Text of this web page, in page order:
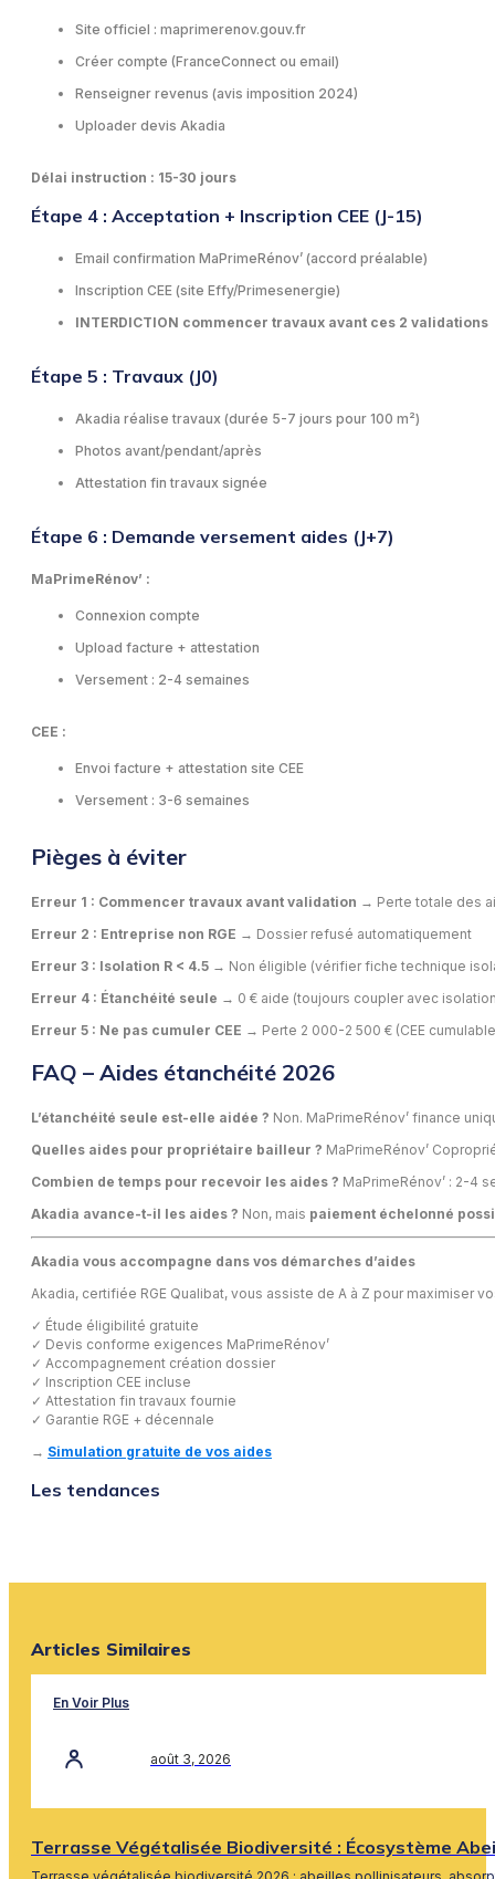
Site officiel : maprimerenov.gouv.fr
Créer compte (FranceConnect ou email)
Renseigner revenus (avis imposition 2024)
Uploader devis Akadia
Délai instruction : 15-30 jours
Étape 4 : Acceptation + Inscription CEE (J-15)
Email confirmation MaPrimeRénov’ (accord préalable)
Inscription CEE (site Effy/Primesenergie)
INTERDICTION commencer travaux avant ces 2 validations
Étape 5 : Travaux (J0)
Akadia réalise travaux (durée 5-7 jours pour 100 m²)
Photos avant/pendant/après
Attestation fin travaux signée
Étape 6 : Demande versement aides (J+7)
MaPrimeRénov’ :
Connexion compte
Upload facture + attestation
Versement : 2-4 semaines
CEE :
Envoi facture + attestation site CEE
Versement : 3-6 semaines
Pièges à éviter
Erreur 1 : Commencer travaux avant validation → Perte totale des
Erreur 2 : Entreprise non RGE → Dossier refusé automatiquement
Erreur 3 : Isolation R < 4.5 → Non éligible (vérifier fiche technique
Erreur 4 : Étanchéité seule → 0 € aide (toujours coupler avec
Erreur 5 : Ne pas cumuler CEE → Perte 2 000-2 500 € (CEE
FAQ – Aides étanchéité 2026
L’étanchéité seule est-elle aidée ? Non. MaPrimeRénov’ finance
Quelles aides pour propriétaire bailleur ? MaPrimeRénov’
Combien de temps pour recevoir les aides ? MaPrimeRénov’ : 2-4
Akadia avance-t-il les aides ? Non, mais paiement échelonné
Akadia vous accompagne dans vos démarches d’aides
Akadia, certifiée RGE Qualibat, vous assiste de A à Z pour maximiser
✓ Étude éligibilité gratuite
✓ Devis conforme exigences MaPrimeRénov’
✓ Accompagnement création dossier
✓ Inscription CEE incluse
✓ Attestation fin travaux fournie
✓ Garantie RGE + décennale
→ Simulation gratuite de vos aides
Les tendances
Articles Similaires
En Voir Plus
août 3, 2026
Terrasse Végétalisée Biodiversité : Écosystème